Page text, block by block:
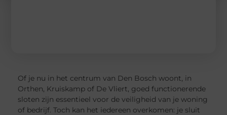
Of je nu in het centrum van Den Bosch woont, in
Orthen, Kruiskamp of De Vliert, goed functionerende
sloten zijn essentieel voor de veiligheid van je woning
of bedrijf. Toch kan het iedereen overkomen: je sluit